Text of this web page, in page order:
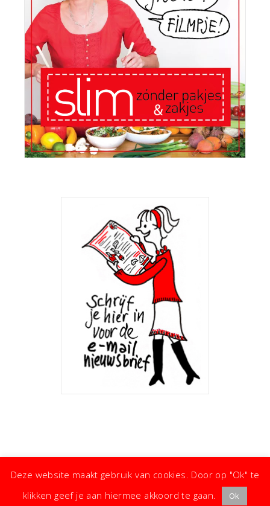
Deze website maakt gebruik van cookies. Door op "Ok" te
klikken geef je aan hiermee akkoord te gaan.
Ok